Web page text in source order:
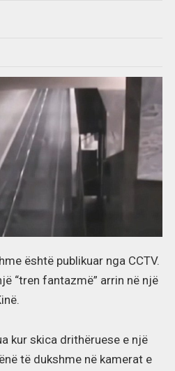
është publikuar nga CCTV.
“tren fantazmë” arrin në një
kur skica drithëruese e një
të dukshme në kamerat e